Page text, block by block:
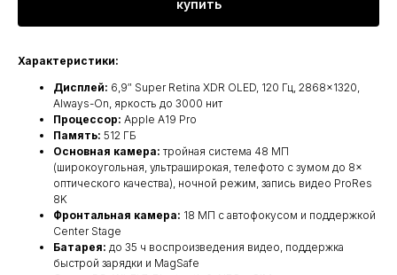
купить
Характеристики:
Дисплей: 6,9″ Super Retina XDR OLED, 120 Гц, 2868×1320,
Always-On, яркость до 3000 нит
Процессор: Apple A19 Pro
Память: 512 ГБ
Основная камера: тройная система 48 МП
(широкоугольная, ультраширокая, телефото с зумом до 8×
оптического качества), ночной режим, запись видео ProRes
8K
Фронтальная камера: 18 МП с автофокусом и поддержкой
Center Stage
Батарея: до 35 ч воспроизведения видео, поддержка
быстрой зарядки и MagSafe